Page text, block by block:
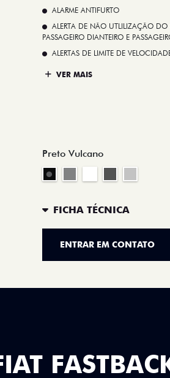
ALARME ANTIFURTO
ALERTA DE NÃO UTLILIZAÇÃO
PASSAGEIRO DIANTEIRO E
ALERTAS DE LIMITE DE
VER MAIS
Preto Vulcano
FICHA TÉCNICA
ENTRAR EM CONTATO